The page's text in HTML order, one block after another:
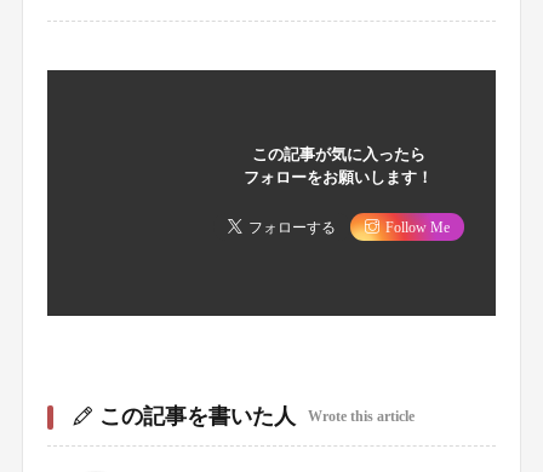
この記事が気に入ったら
フォローをお願いします！
フォローする Follow Me
この記事を書いた人 Wrote this article